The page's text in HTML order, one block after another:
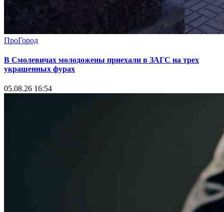
ПроГород
В Смолевичах молодожены приехали в ЗАГС на трех
украшенных фурах
05.08.26 16:54